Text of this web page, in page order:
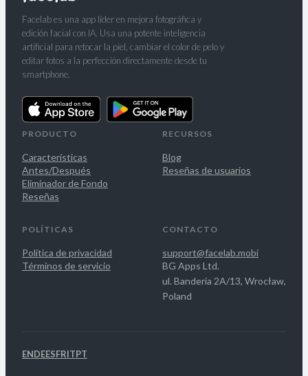
Facelab es una app líder en mejora fotográfica y
edición facial con IA. Usa una potente inteligencia
artificial para retocar la piel, cambiar el color de pelo y
editar fotos a la perfección directamente desde tu
smartphone.
PRODUCTO
Características
Antes/Después
Eliminador de Fondo
Reseñas
RECURSOS
Blog
Reseñas de usuarios
POLÍTICAS
Política de privacidad
Términos de servicio
CONTACTO
support@facelab.mobi
BG Apps Ltd.
ul. Banderia 2A/13, Wrocław,
Poland
ENDEESFRITPT